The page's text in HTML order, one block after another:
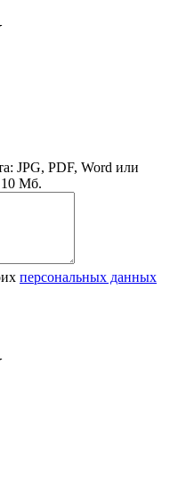
JPG, PDF, Word или
10 Мб.
персональных данных